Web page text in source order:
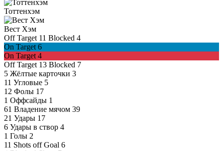
Тоттенхэм
Вест Хэм
Off Target 11 Blocked 4
On Target 6
On Target 4
Off Target 13 Blocked 7
5 Жёлтые карточки 3
11 Угловые 5
12 Фолы 17
1 Оффсайды 1
61 Владение мячом 39
21 Удары 17
6 Удары в створ 4
1 Голы 2
11 Shots off Goal 6